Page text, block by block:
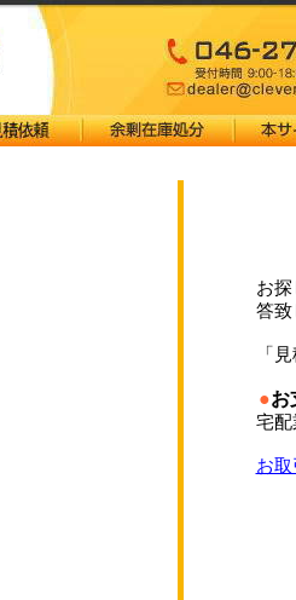
お
答致
「
●お
宅配
お